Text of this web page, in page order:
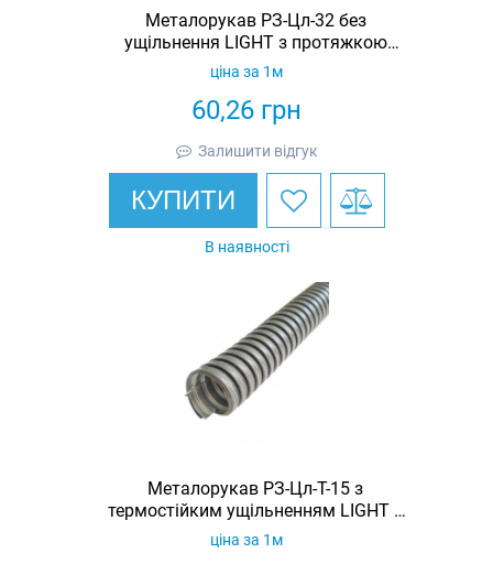
Металорукав РЗ-Цл-32 без
ущільнення LIGHT з протяжкою
(бухта 25м)
60,26 грн
ціна за 1м
Залишити відгук
КУПИТИ
В наявності
Металорукав РЗ-Цл-Т-15 з
термостійким ущільненням LIGHT з
протяжкою (бухта 50м)
ціна за 1м